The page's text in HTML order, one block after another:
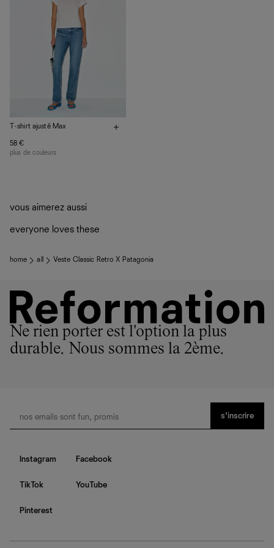
Los Angeles, nos vêtements sont confectionnés par des
ateliers partenaires qui partagent notre vision. Ensemble,
nous privilégions le bien-être des équipes et la réduction
de notre empreinte environnementale.
T-shirt ajusté Max
58 €
plus de couleurs
vous aimerez aussi
everyone loves these
home all Veste Classic Retro X Patagonia
Ne rien porter est l'option la plus
durable. Nous sommes la 2ème.
s’inscrire
Instagram Facebook
TikTok YouTube
Pinterest